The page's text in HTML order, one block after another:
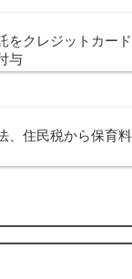
をクレジットカー
与
、住民税から保育